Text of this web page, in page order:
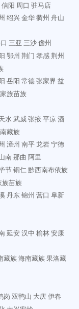
信阳 周口 驻马店
绍兴金华衢州 舟山
三亚 三沙儋州
鄂州 荆门 孝感荆州
岳阳 常德张家界 益
族苗族
水武威张掖平凉酒
藏族
漳州 南平龙岩宁德
南那曲 阿里
节铜仁黔西南布依族
族苗族
丹东锦州 营口 阜新
延安汉中 榆林安康
藏族海南藏族果洛藏
岗 双鸭山 大庆伊春